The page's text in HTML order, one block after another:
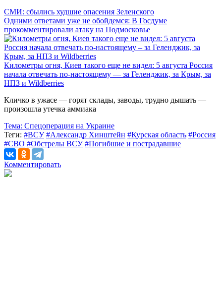
СМИ: сбылись худшие опасения Зеленского
Одними ответами уже не обойдемся: В Госдуме
прокомментировали атаку на Подмосковье
Километры огня, Киев такого еще не видел: 5 августа Россия
начала отвечать по-настоящему — за Геленджик, за Крым, за
НПЗ и Wildberries
Кличко в ужасе — горят склады, заводы, трудно дышать —
произошла утечка аммиака
Тема: Спецоперация на Украине
Теги: #ВСУ #Александр Хинштейн #Курская область #Россия
#СВО #Обстрелы ВСУ #Погибшие и пострадавшие
Комментировать